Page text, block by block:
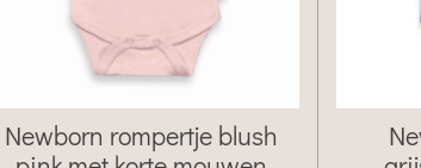
Newborn rompertje blush